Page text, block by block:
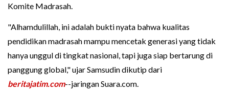
Komite Madrasah.
"Alhamdulillah, ini adalah bukti nyata bahwa kualitas
pendidikan madrasah mampu mencetak generasi yang tidak
hanya unggul di tingkat nasional, tapi juga siap bertarung di
panggung global," ujar Samsudin dikutip dari
beritajatim.com--jaringan Suara.com.